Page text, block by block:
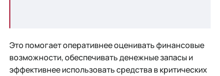
Это помогает оперативнее оценивать финансовые
возможности, обеспечивать денежные запасы и
эффективнее использовать средства в критических